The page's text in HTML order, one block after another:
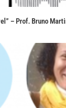
– Prof. Bruno